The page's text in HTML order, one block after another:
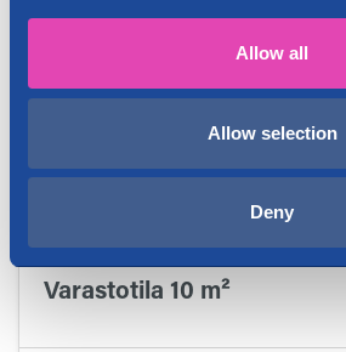
Allow all
Allow selection
Deny
HELSINKI, ROIHUPELTO
Varastotila 10 m²